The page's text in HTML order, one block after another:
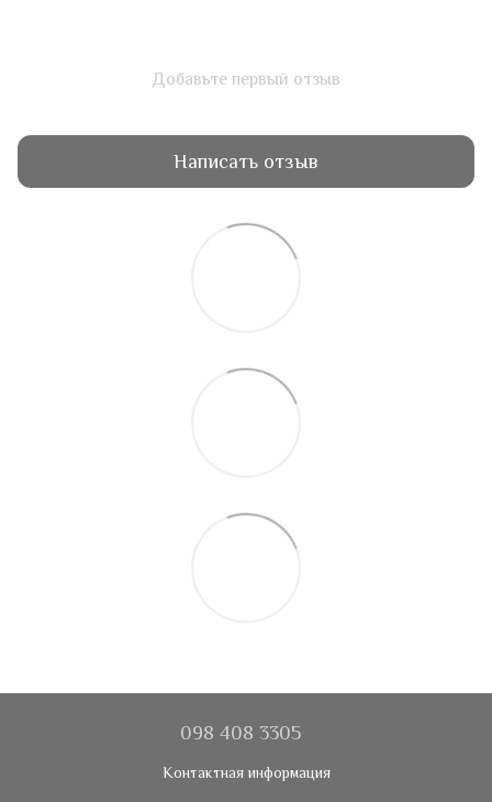
Добавьте первый отзыв
Написать отзыв
098 408 3305
Контактная информация